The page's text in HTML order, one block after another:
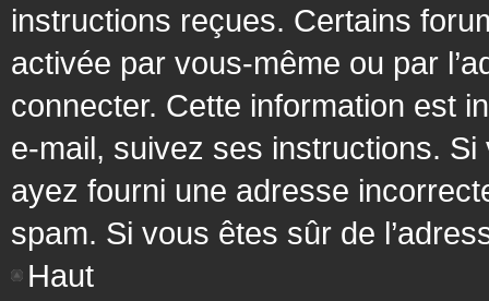
instructions reçues. Certains
activée par vous-même ou par
connecter. Cette information est
e-mail, suivez ses instructions. Si
ayez fourni une adresse
spam. Si vous êtes sûr de
Haut